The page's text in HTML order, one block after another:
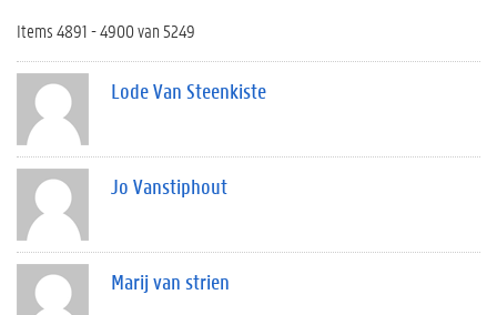
Items 4891 - 4900 van 5249
Lode Van Steenkiste
Jo Vanstiphout
Marij van strien